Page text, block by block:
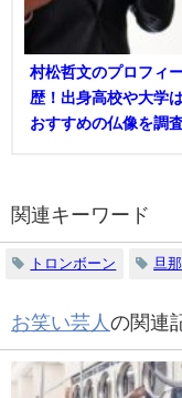
村松哲文のプロフィ
歴！出身高校や大学
おすすめの仏像を調査
関連キーワード
トロンボーン 旦那
お笑い芸人 の関連